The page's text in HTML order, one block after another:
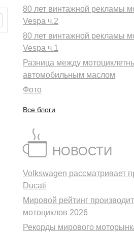
80 лет винтажной рекламы
Vespa ч.2
80 лет винтажной рекламы
Vespa ч.1
Разница между
автомобильным маслом
Фото
Все блоги
НОВОСТИ
Volkswagen рассматривает
Ducati
Мировой рейтинг
мотоциклов 2026
Рекорды мирового